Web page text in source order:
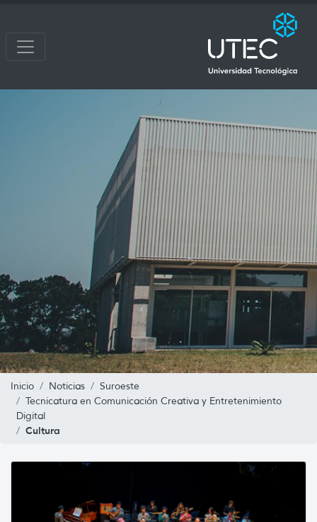
Inicio Noticias
Suroeste
Tecnicatura en Comunicación Creativa y Entretenimiento
Digital
Cultura